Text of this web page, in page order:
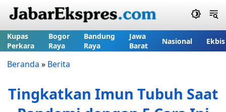
Kupas
Perkara
Bogor
Raya
Bandung
Raya
Jawa
Barat
Nasional Ekbis
Beranda » Berita
Tingkatkan Imun Tubuh Saat